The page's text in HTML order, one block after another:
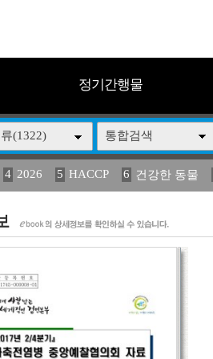
정기간행물
(1322) 통합검색
4 2026 5 HACCP 6 건강한 동물
異 14 (2013년도) 식 15 구제역